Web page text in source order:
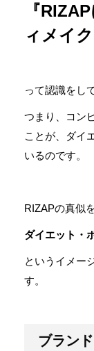
『
ィメイ
って認識をし
つまり、コン
ことが、ダイ
いるのです。
RIZAPの真似
ダイエット・
というイメー
す。
ブラン